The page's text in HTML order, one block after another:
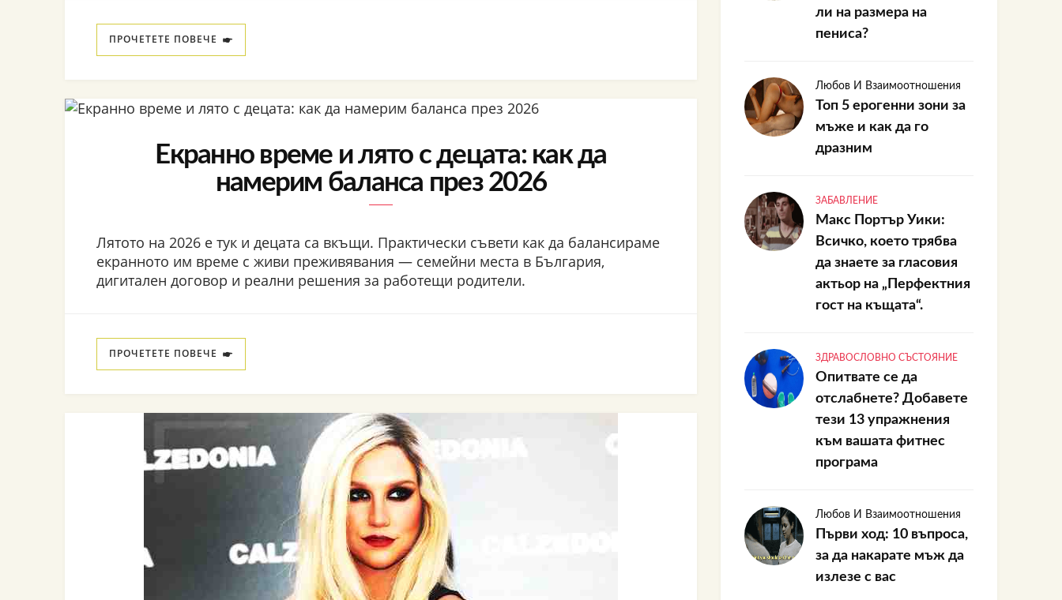
ПРОЧЕТЕТЕ ПОВЕЧЕ
Екранно време и лято с децата: как да
намерим баланса през 2026
Лятото на 2026 е тук и децата са вкъщи. Практически съвети как да балансираме
екранното им време с живи преживявания — семейни места в България,
дигитален договор и реални решения за работещи родители.
ПРОЧЕТЕТЕ ПОВЕЧЕ
ли на размера на
пениса?
Любов И Взаимоотношения
Топ 5 ерогенни зони за
мъже и как да го
дразним
ЗАБАВЛЕНИЕ
Макс Портър Уики:
Всичко, което трябва
да знаете за гласовия
актьор на „Перфектния
гост на къщата“.
ЗДРАВОСЛОВНО СЪСТОЯНИЕ
Опитвате се да
отслабнете? Добавете
тези 13 упражнения
към вашата фитнес
програма
Любов И Взаимоотношения
Първи ход: 10 въпроса,
за да накарате мъж да
излезе с вас